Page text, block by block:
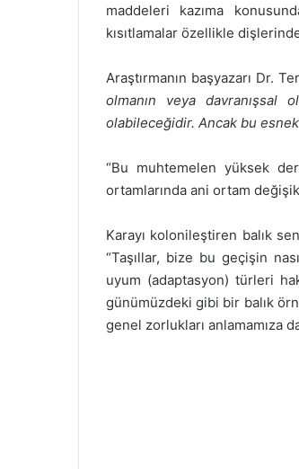
maddeleri kazıma
kısıtlamalar özellikle
Araştırmanın başyazarı Dr.
olmanın veya davranışsal
olabileceğidir. Ancak bu
“Bu muhtemelen yüksek
ortamlarında ani ortam
Karayı kolonileştiren balık
“Taşıllar, bize bu geçişin
uyum (adaptasyon) türleri
günümüzdeki gibi bir balık
genel zorlukları anlamamıza